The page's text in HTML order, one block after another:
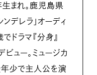
まれ。鹿児島県
デレラ」オーディ
ドラマ『分身』
ュー。ミュージカ
年少で主人公を演